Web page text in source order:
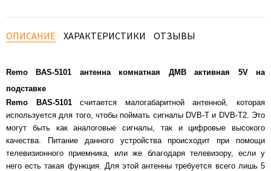
ОПИСАНИЕ ХАРАКТЕРИСТИКИ ОТЗЫВЫ
Remo BAS-5101 антенна комнатная ДМВ активная 5V на
подставке
Remo BAS-5101считается малогабаритной антенной, которая
используется для того, чтобы поймать сигналы DVB-T и DVB-T2. Это
могут быть как аналоговые сигналы, так и цифровые высокого
качества. Питание данного устройства происходит при помощи
телевизионного приемника, или же благодаря телевизору, если у
него есть такая функция. Для этой антенны требуется всего лишь 5